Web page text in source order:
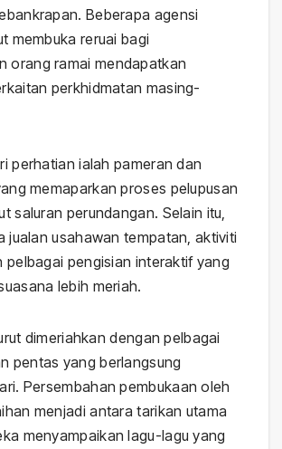
Beberapa agensi
membuka reruai bagi
orang ramai mendapatkan
perkhidmatan masing-
perhatian ialah pameran dan
memaparkan proses pelupusan
saluran perundangan. Selain itu,
jualan usahawan tempatan, aktiviti
pelbagai pengisian interaktif yang
lebih meriah.
dimeriahkan dengan pelbagai
pentas yang berlangsung
Persembahan pembukaan oleh
menjadi antara tarikan utama
menyampaikan lagu-lagu yang